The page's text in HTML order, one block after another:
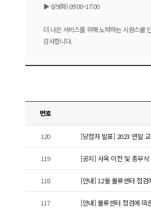
▶ 8/9(화) 09:00~17:00
더 나은 서비스를 위해 노력하는 시원스쿨
감사합니다.
번호
120 [당첨자 발표] 2023 연말
119 [공지] 사옥 이전 및 종무
118 [안내] 12월 물류센터 점검
117 [안내] 물류센터 점검에 따